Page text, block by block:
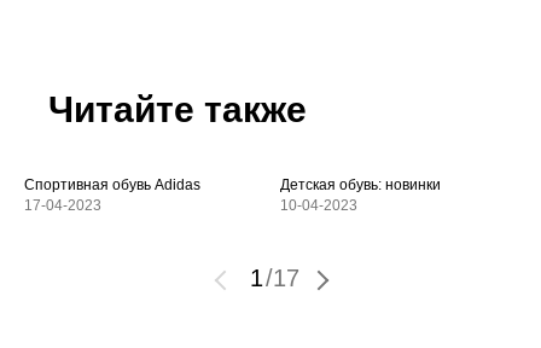
Читайте также
Спортивная обувь Adidas
17-04-2023
Детская обувь: новинки
10-04-2023
1/17